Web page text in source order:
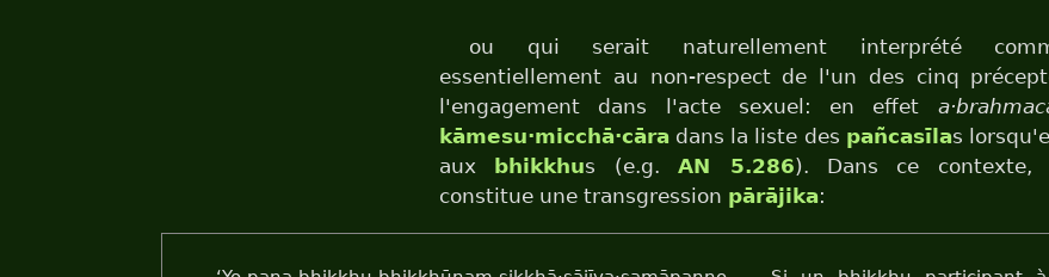
ou qui serait naturellement interprété
essentiellement au non-respect de l'un des cinq
l'engagement dans l'acte sexuel: en effet
kāmesu·micchā·cāra dans la liste des pañcasīlas
aux
bhikkhus (e.g.AN 5.286). Dans ce contexte,
constitue une transgression pārājika: